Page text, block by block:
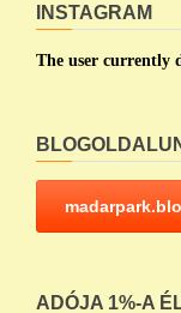
INSTAGRAM
The user currently
ADÓJA 1%-A